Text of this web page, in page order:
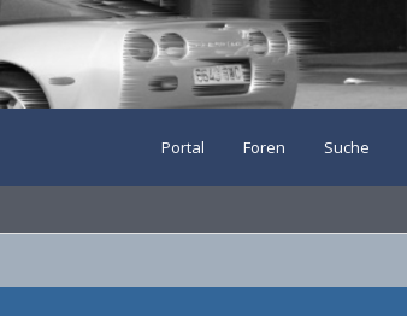
Portal Foren Suche